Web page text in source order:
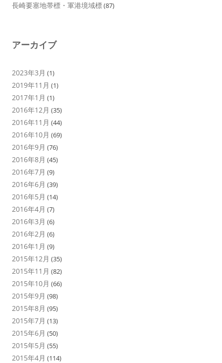
長崎要塞地帯標・軍港境域標(87)
アーカイブ
2023年3月 (1)
2019年11月 (1)
2017年1月 (1)
2016年12月 (35)
2016年11月 (44)
2016年10月 (69)
2016年9月 (76)
2016年8月 (45)
2016年7月 (9)
2016年6月 (39)
2016年5月 (14)
2016年4月 (7)
2016年3月 (6)
2016年2月 (6)
2016年1月 (9)
2015年12月 (35)
2015年11月 (82)
2015年10月 (66)
2015年9月 (98)
2015年8月 (95)
2015年7月 (13)
2015年6月 (50)
2015年5月 (55)
2015年4月 (114)